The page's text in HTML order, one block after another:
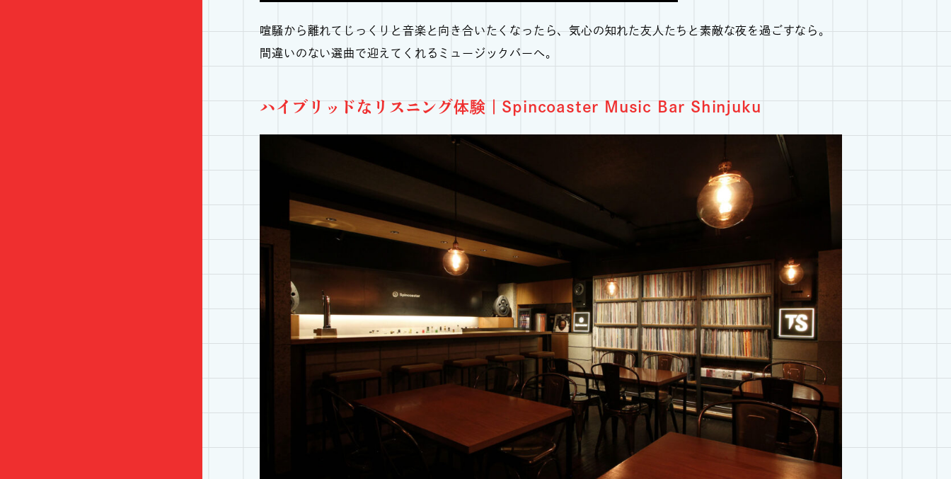
喧騒から離れてじっくりと音楽と向き合いたくなったら、気心の知れた友人たちと素敵な夜を過ごすなら。
間違いのない選曲で迎えてくれるミュージックバーへ。
ハイブリッドなリスニング体験｜Spincoaster Music Bar Shinjuku